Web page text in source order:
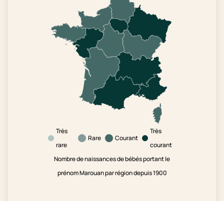
Très
rare
Rare Courant
Très
courant
Nombre de naissances de bébés portant le
prénom Marouan par région depuis 1900